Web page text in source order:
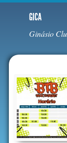
GICA
Ginásio